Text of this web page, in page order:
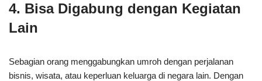
4. Bisa Digabung dengan Kegiatan
Lain
Sebagian orang menggabungkan umroh dengan perjalanan
bisnis, wisata, atau keperluan keluarga di negara lain. Dengan